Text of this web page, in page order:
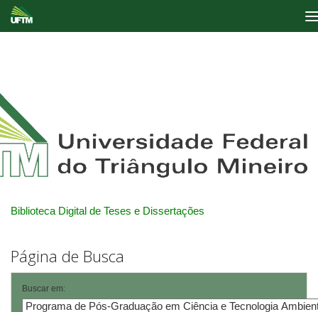
Biblioteca Digital de Teses e Dissertações
Página de Busca
Buscar em: